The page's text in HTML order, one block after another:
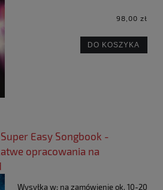
98,00 zł
DO KOSZYKA
Easy Songbook -
opracowania na
Wysyłka w: na zamówienie ok. 10-20